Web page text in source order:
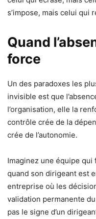
s’impose, mais celui qui
Quand
force
Un des paradoxes les
invisible est que
l’organisation, elle la
contrôle crée de la
crée de l’autonomie.
Imaginez une équipe
quand son dirigeant est
entreprise où les
validation permanente du
pas le signe d’un